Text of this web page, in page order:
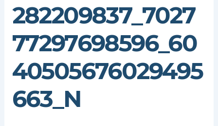
282209837_7027
77297698596_60
40505676029495
663_N